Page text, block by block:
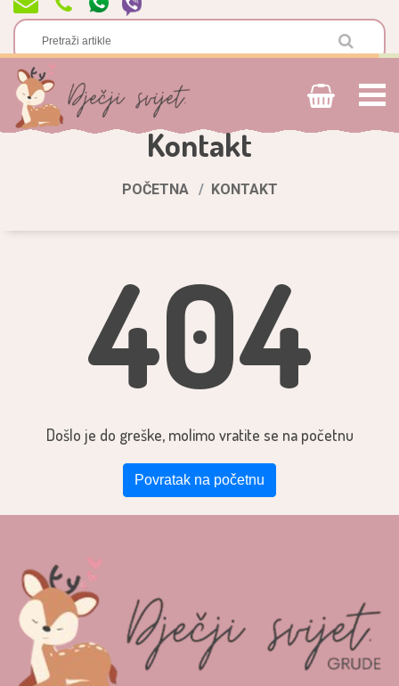
Kontakt
POČETNA KONTAKT
404
Došlo je do greške, molimo vratite se na početnu
Povratak na početnu